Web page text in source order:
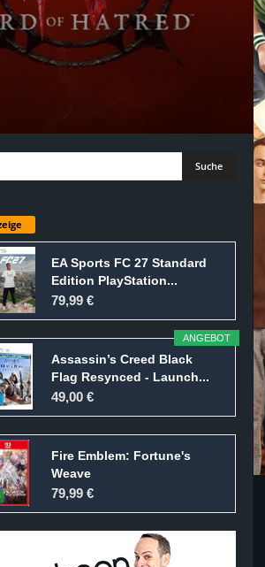
EA Sports FC 27 Standard
Edition PlayStation...
79,99 €
ANGEBOT
Assassin’s Creed Black
Flag Resynced - Launch...
49,00 €
Fire Emblem: Fortune's
Weave
79,99 €